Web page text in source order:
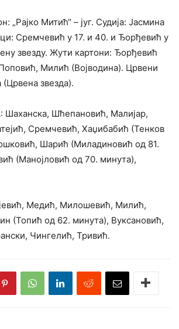
„Рајко Митић“ – југ. Судија: Јасмина
Сремчевић у 17. и 40. и Ђорђевић у
звезду. Жути картони: Ђорђевић
Милић (Војводина). Црвени
звезда).
: Шаханска, Шћепановић, Малијар,
Сремчевић, Хаџибабић (Тенков
Шарић (Миладиновић од 81.
(Манојловић од 70. минута),
Медић, Милошевић, Милић,
(Топић од 62. минута), Вуксановић,
Чингелић, Тривић.